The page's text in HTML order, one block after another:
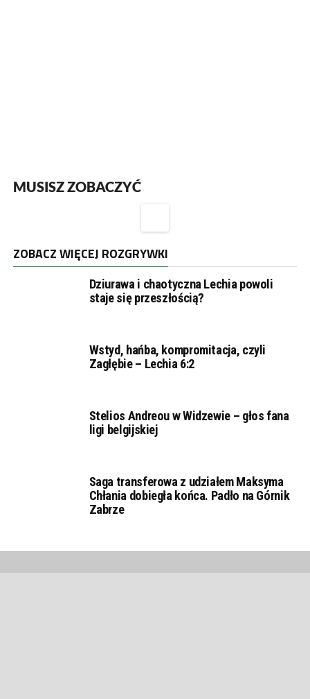
MUSISZ ZOBACZYĆ
ZOBACZ WIĘCEJ ROZGRYWKI
Dziurawa i chaotyczna Lechia powoli
staje się przeszłością?
Wstyd, hańba, kompromitacja, czyli
Zagłębie – Lechia 6:2
Stelios Andreou w Widzewie – głos fana
ligi belgijskiej
Saga transferowa z udziałem Maksyma
Chłania dobiegła końca. Padło na Górnik
Zabrze